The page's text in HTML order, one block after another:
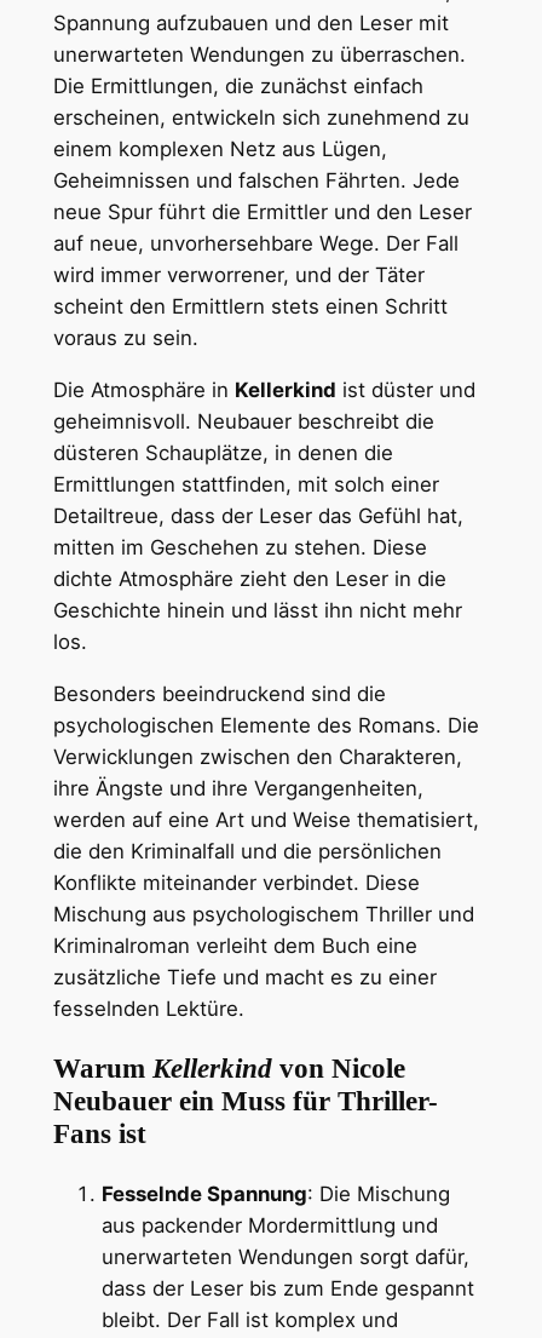
Spannung aufzubauen und den Leser mit
unerwarteten Wendungen zu überraschen.
Die Ermittlungen, die zunächst einfach
erscheinen, entwickeln sich zunehmend zu
einem komplexen Netz aus Lügen,
Geheimnissen und falschen Fährten. Jede
neue Spur führt die Ermittler und den Leser
auf neue, unvorhersehbare Wege. Der Fall
wird immer verworrener, und der Täter
scheint den Ermittlern stets einen Schritt
voraus zu sein.
Die Atmosphäre in Kellerkind ist düster und
geheimnisvoll. Neubauer beschreibt die
düsteren Schauplätze, in denen die
Ermittlungen stattfinden, mit solch einer
Detailtreue, dass der Leser das Gefühl hat,
mitten im Geschehen zu stehen. Diese
dichte Atmosphäre zieht den Leser in die
Geschichte hinein und lässt ihn nicht mehr
los.
Besonders beeindruckend sind die
psychologischen Elemente des Romans. Die
Verwicklungen zwischen den Charakteren,
ihre Ängste und ihre Vergangenheiten,
werden auf eine Art und Weise thematisiert,
die den Kriminalfall und die persönlichen
Konflikte miteinander verbindet. Diese
Mischung aus psychologischem Thriller und
Kriminalroman verleiht dem Buch eine
zusätzliche Tiefe und macht es zu einer
fesselnden Lektüre.
Warum Kellerkindvon Nicole
Neubauer ein Muss für Thriller-
Fans ist
Fesselnde Spannung: Die Mischung
aus packender Mordermittlung und
unerwarteten Wendungen sorgt dafür,
dass der Leser bis zum Ende gespannt
bleibt. Der Fall ist komplex und